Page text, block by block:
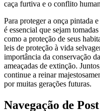
caça furtiva e o conflito
Para proteger a onça pintada
é essencial que sejam
como a proteção de seus
leis de proteção à vida
importância da conservação
ameaçadas de extinção.
continue a reinar
por muitas gerações futuras.
Navegação de Post